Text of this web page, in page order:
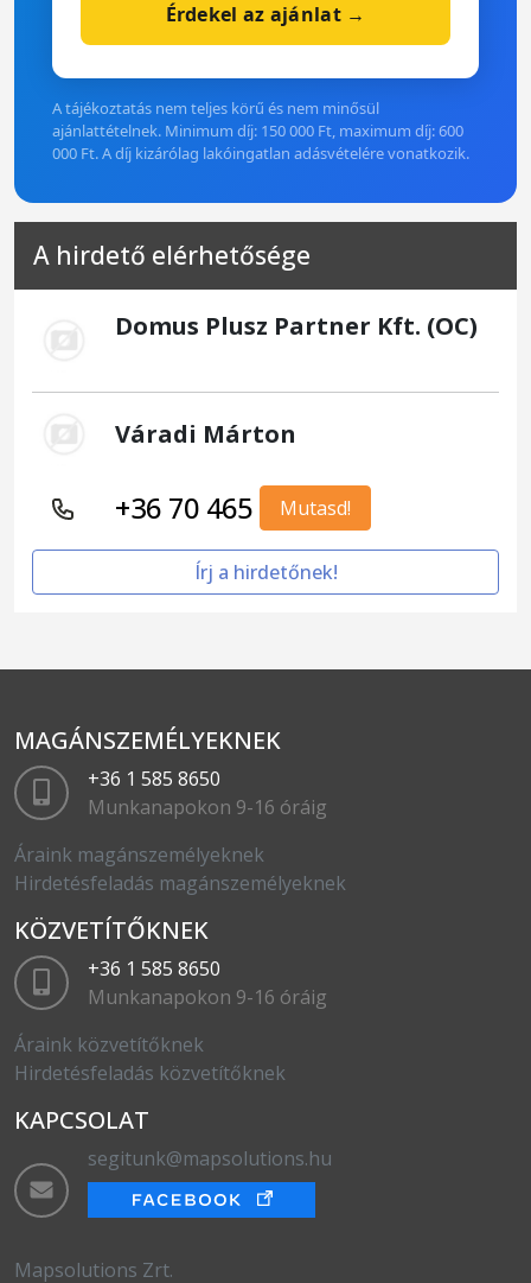
Érdekel az ajánlat →
A tájékoztatás nem teljes körű és nem minősül
ajánlattételnek. Minimum díj: 150 000 Ft, maximum díj: 600
000 Ft. A díj kizárólag lakóingatlan adásvételére vonatkozik.
A hirdető elérhetősége
Domus Plusz Partner Kft. (OC)
Váradi Márton
+36 70 465 Mutasd!
Írj a hirdetőnek!
MAGÁNSZEMÉLYEKNEK
+36 1 585 8650
Munkanapokon 9-16 óráig
Áraink magánszemélyeknek
Hirdetésfeladás magánszemélyeknek
KÖZVETÍTŐKNEK
+36 1 585 8650
Munkanapokon 9-16 óráig
Áraink közvetítőknek
Hirdetésfeladás közvetítőknek
KAPCSOLAT
segitunk@mapsolutions.hu
Mapsolutions Zrt.